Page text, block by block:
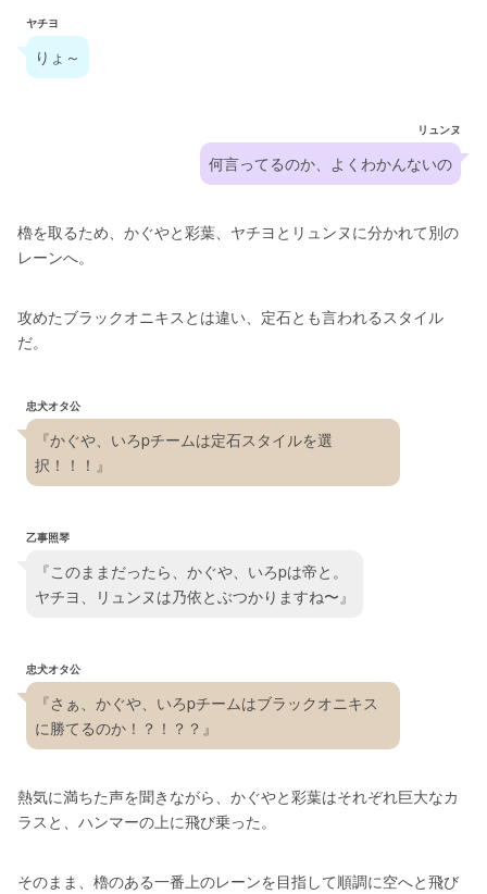
ヤチヨ
りょ～
リュンヌ
何言ってるのか、よくわかんないの
櫓を取るため、かぐやと彩葉、ヤチヨとリュンヌに分かれて別の
レーンへ。
攻めたブラックオニキスとは違い、定石とも言われるスタイル
だ。
忠犬オタ公
『かぐや、いろpチームは定石スタイルを選
択！！！』
乙事照琴
『このままだったら、かぐや、いろpは帝と。
ヤチヨ、リュンヌは乃依とぶつかりますね〜』
忠犬オタ公
『さぁ、かぐや、いろpチームはブラックオニキス
に勝てるのか！？！？？』
熱気に満ちた声を聞きながら、かぐやと彩葉はそれぞれ巨大なカ
ラスと、ハンマーの上に飛び乗った。
そのまま、櫓のある一番上のレーンを目指して順調に空へと飛び